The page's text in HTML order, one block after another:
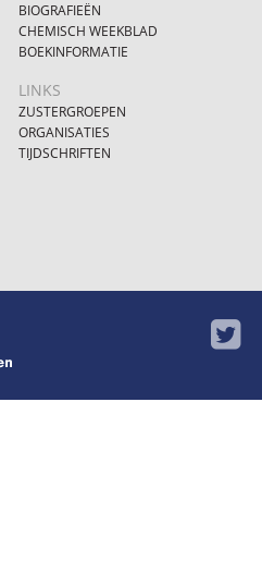
BIOGRAFIEËN
CHEMISCH WEEKBLAD
BOEKINFORMATIE
LINKS
ZUSTERGROEPEN
ORGANISATIES
TIJDSCHRIFTEN